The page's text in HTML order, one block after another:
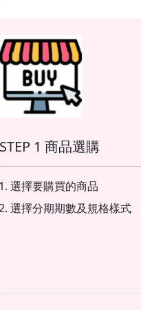
STEP 1 商品選購
選擇要購買的商品
選擇分期期數及規格樣式